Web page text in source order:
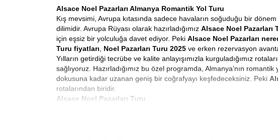
Alsace Noel Pazarları Almanya Romantik Yol Turu
Kış mevsimi, Avrupa kıtasında sadece havaların soğuduğu bir
dilimidir. Avrupa Rüyası olarak hazırladığımız Alsace Noel Pazarları
için eşsiz bir yolculuğa davet ediyor. Peki Alsace Noel Pazarları
Turu fiyatları
Noel Pazarları Turu 2025 ve erken rezervasyon
Yılların getirdiği tecrübe ve kalite anlayışımızla kurguladığımız
sağlıyoruz. Hazırladığımız bu özel programda, Almanya’nın
dokusuna kadar uzanan geniş bir coğrafyayı keşfedeceksiniz. Peki
rotalarından biridir.
Alsace Noel Pazarları Turu
alışveriş gezisi değildir. Noel pazarlarında ne alınır? El yapımı
ayı boyunca Avrupa’nın neredeyse her kasabasında kurulan bu